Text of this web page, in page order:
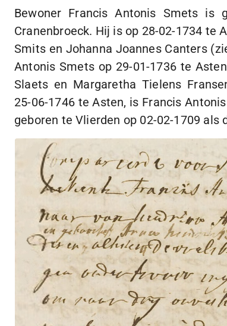
Bewoner Francis Antonis Smets is
Cranenbroeck. Hij is op 28-02-1734 te
Smits en Johanna Joannes Canters
Antonis Smets op 29-01-1736te Asten
Slaets en Margaretha Tielens
25-06-1746te Asten, is Francis
geboren te Vlierden op 02-02-1709 als